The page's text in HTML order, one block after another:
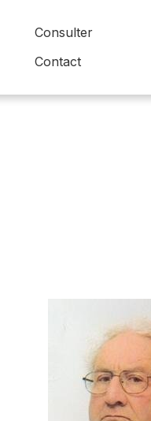
Consulter
Contact